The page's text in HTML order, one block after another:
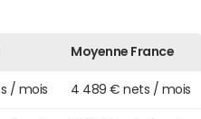
Moyenne France
/ mois 4 489 € nets / mois